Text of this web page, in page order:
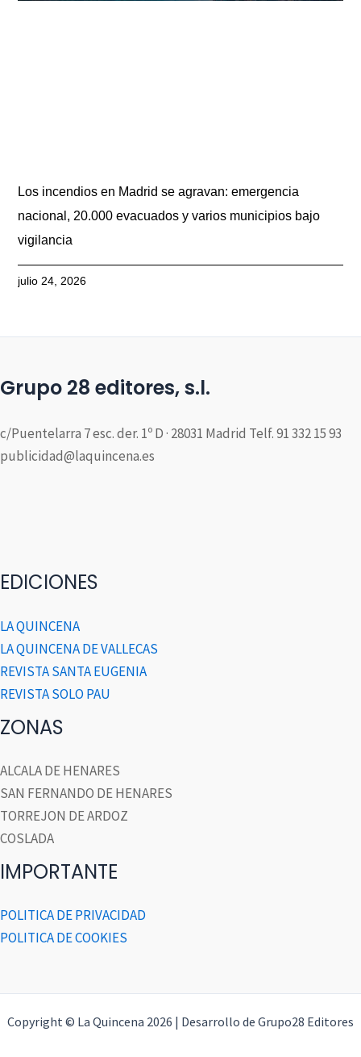
Los incendios en Madrid se agravan: emergencia
nacional, 20.000 evacuados y varios municipios bajo
vigilancia
julio 24, 2026
Grupo 28 editores, s.l.
c/Puentelarra 7 esc. der. 1º D · 28031 Madrid Telf. 91 332 15 93
publicidad@laquincena.es
EDICIONES
LA QUINCENA
LA QUINCENA DE VALLECAS
REVISTA SANTA EUGENIA
REVISTA SOLO PAU
ZONAS
ALCALA DE HENARES
SAN FERNANDO DE HENARES
TORREJON DE ARDOZ
COSLADA
IMPORTANTE
POLITICA DE PRIVACIDAD
POLITICA DE COOKIES
Copyright © La Quincena 2026 | Desarrollo de Grupo28 Editores